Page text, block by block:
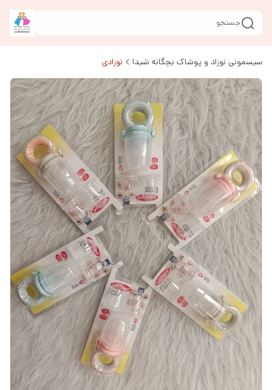
جستجو
سیسمونی نوزاد و پوشاک بچگانه شیدا نوزادی